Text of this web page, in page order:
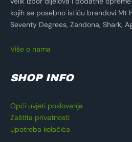
kojih se posebno ističu brandovi Mt
Seventy Degrees, Zandona, Shark,
Više o nama
SHOP INFO
Opći uvjeti poslovanja
Zaštita privatnosti
Upotreba kolačića